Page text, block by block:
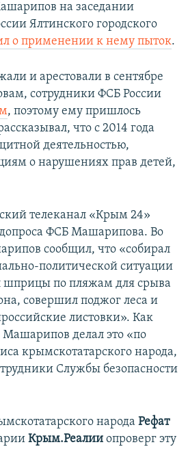
на заседании
Ялтинского городского
о применении к нему пыток.
и арестовали в сентябре
сотрудники ФСБ России
, поэтому ему пришлось
что с 2014 года
деятельностью,
о нарушениях прав детей,
телеканал «Крым 24»
ФСБ Машарипова. Во
сообщил, что «собирал
политической ситуации
шприцы по пляжам для срыва
совершил поджог леса и
листовки». Как
Машарипов делал это «по
крымскотатарского народа,
Службы безопасности
народа Рефат
Крым.Реалии опроверг эту